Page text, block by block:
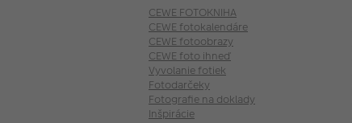
CEWE FOTOKNIHA
CEWE fotokalendáre
CEWE fotoobrazy
CEWE foto ihneď
Vyvolanie fotiek
Fotodarčeky
Fotografie na doklady
Inšpirácie